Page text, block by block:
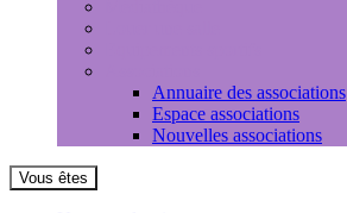
Annuaire des associations
Espace associations
Nouvelles associations
Vous êtes